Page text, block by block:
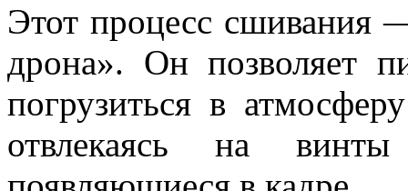
Этот процесс сшивания
дрона». Он позволяет
погрузиться в
отвлекаясь на